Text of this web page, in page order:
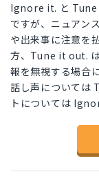
Ignore it. と Tune
ですが、ニュアン
や出来事に注意を
方、Tune it out.
報を無視する場合
話し声については
トについては